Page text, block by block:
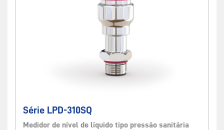
Série LPD-310SQ
Medidor de nível de líquido tipo pressão sanitária